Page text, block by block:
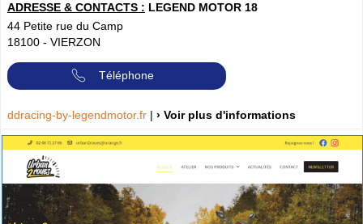
ADRESSE & CONTACTS : LEGEND MOTOR 18
44 Petite rue du Camp
18100 - VIERZON
Téléphone
ddracing-by-legendmotor.fr | › Voir plus d'informations